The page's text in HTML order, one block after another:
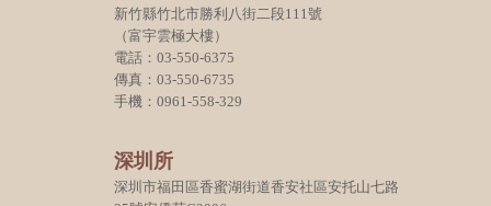
新竹縣竹北市勝利八街二段111號
（富宇雲極大樓）
電話：03-550-6375
傳真：03-550-6735
手機：0961-558-329
深圳所
深圳市福田區香蜜湖街道香安社區安托山七路